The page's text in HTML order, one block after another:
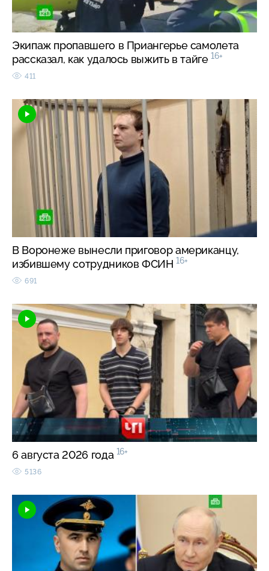
Экипаж пропавшего в Приангерье самолета
рассказал, как удалось выжить в тайге 16+
411
В Воронеже вынесли приговор американцу,
избившему сотрудников ФСИН 16+
691
6 августа 2026 года 16+
5136